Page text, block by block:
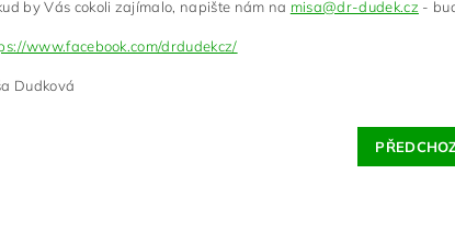
by Vás cokoli zajímalo, napište nám na misa@dr-dudek.cz -
www.facebook.com/drdudekcz/
Dudková